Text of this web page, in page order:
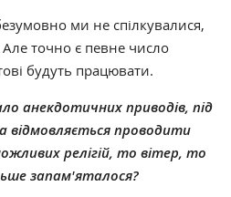
ми не спілкувалися,
точно є певне число
будуть працювати.
анекдотичних приводів, під
відмовляється проводити
релігій, то вітер, то
запам'яталося?